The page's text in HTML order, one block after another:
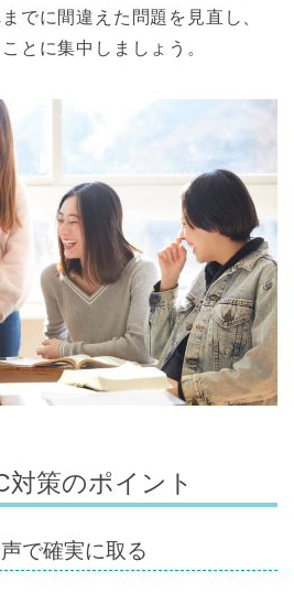
でに間違えた問題を見直し、
とに集中しましょう。
対策のポイント
で確実に取る